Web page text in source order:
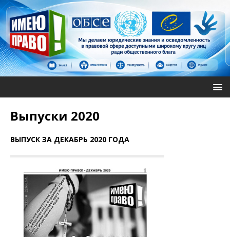
Выпуски 2020
ВЫПУСК ЗА ДЕКАБРЬ 2020 ГОДА